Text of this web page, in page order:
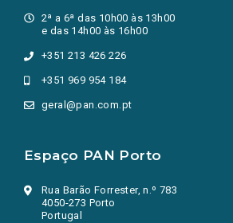
2ª a 6ª das 10h00 às 13h00
e das 14h00 às 16h00
+351 213 426 226
+351 969 954 184
geral@pan.com.pt
Espaço PAN Porto
Rua Barão Forrester, n.º 783
4050-273 Porto
Portugal